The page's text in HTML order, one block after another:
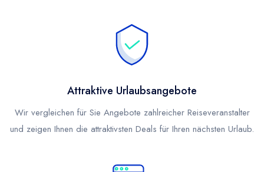
Attraktive Urlaubsangebote
Wir vergleichen für Sie Angebote zahlreicher Reiseveranstalter
und zeigen Ihnen die attraktivsten Deals für Ihren nächsten Urlaub.